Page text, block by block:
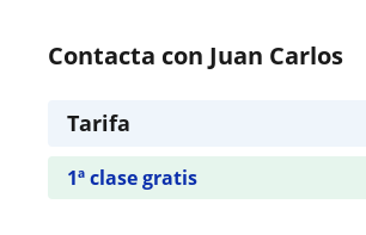
Contacta con Juan Carlos
Tarifa
1ª clase gratis